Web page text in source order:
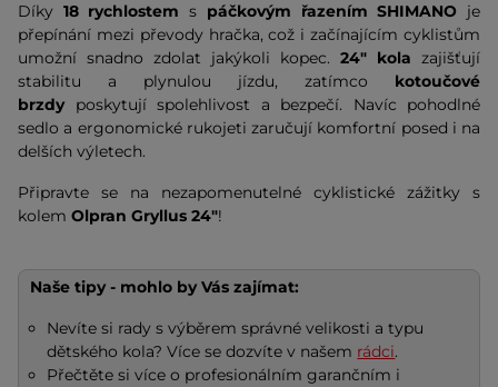
Díky 18 rychlostem s páčkovým řazením SHIMANO je
přepínání mezi převody hračka, což i začínajícím cyklistům
umožní snadno zdolat jakýkoli kopec. 24" kola zajišťují
stabilitu a plynulou jízdu, zatímco kotoučové
brzdyposkytují spolehlivost a bezpečí. Navíc pohodlné
sedlo a ergonomické rukojeti zaručují komfortní posed i na
delších výletech.
Připravte se na nezapomenutelné cyklistické zážitky s
kolem Olpran Gryllus 24"!
Naše tipy - mohlo by Vás zajímat:
Nevíte si rady s výběrem správné velikosti a typu
dětského kola? Více se dozvíte v našem rádci.
Přečtěte si více o profesionálním garančním i